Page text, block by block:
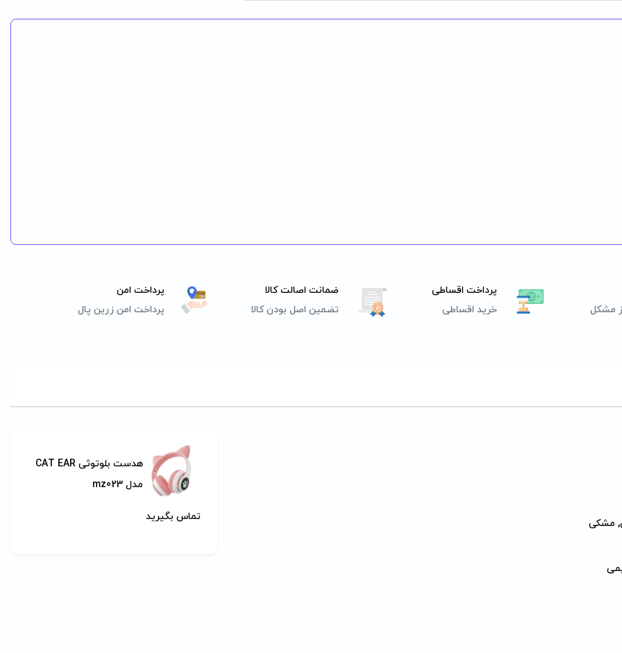
مشکل
پرداخت اقساطی
خرید اقساطی
ضمانت اصالت کالا
تضمین اصل بودن کالا
پرداخت امن
پرداخت امن زرین پال
مشکی
هدست بلوتوثی CAT EAR
مدل mz023
تماس بگیرید